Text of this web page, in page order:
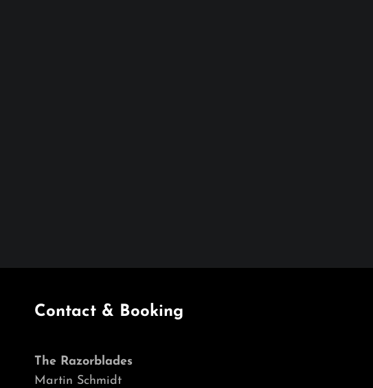
Contact & Booking
The Razorblades
Martin Schmidt